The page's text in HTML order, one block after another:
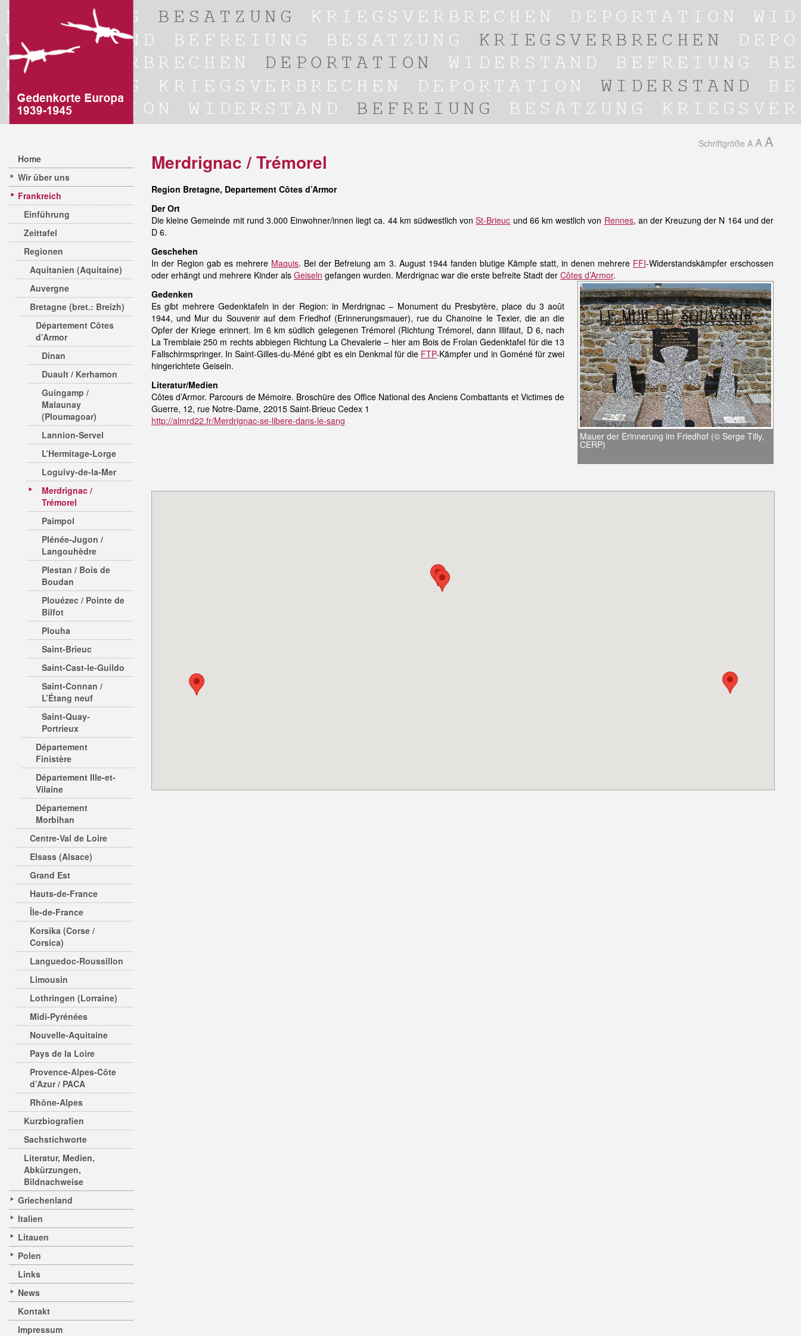
Home
Wir über uns
Frankreich
Einführung
Zeittafel
Regionen
Aquitanien (Aquitaine)
Auvergne
Bretagne (bret.: Breizh)
Département Côtes
d’Armor
Dinan
Duault / Kerhamon
Guingamp /
Malaunay
(Ploumagoar)
Lannion-Servel
L’Hermitage-Lorge
Loguivy-de-la-Mer
Merdrignac /
Trémorel
Paimpol
Plénée-Jugon /
Langouhèdre
Plestan / Bois de
Boudan
Plouézec / Pointe de
Bilfot
Plouha
Saint-Brieuc
Saint-Cast-le-Guildo
Saint-Connan /
L’Étang neuf
Saint-Quay-
Portrieux
Département
Finistère
Département Ille-et-
Vilaine
Département
Morbihan
Centre-Val de Loire
Elsass (Alsace)
Grand Est
Hauts-de-France
Île-de-France
Korsika (Corse /
Corsica)
Languedoc-Roussillon
Limousin
Lothringen (Lorraine)
Midi-Pyrénées
Nouvelle-Aquitaine
Pays de la Loire
Provence-Alpes-Côte
d’Azur / PACA
Rhône-Alpes
Kurzbiografien
Sachstichworte
Literatur, Medien,
Abkürzungen,
Bildnachweise
Griechenland
Italien
Litauen
Polen
Links
News
Kontakt
Impressum
Schriftgröße A A A
Merdrignac / Trémorel
Region Bretagne, Departement Côtes d’Armor
Der Ort
Die kleine Gemeinde mit rund 3.000 Einwohner/innen liegt ca. 44 km südwestlich vonSt-Brieuc und 66 km westlich von Rennes, an der Kreuzung der N 164 und der
D 6.
Geschehen
In der Region gab es mehrere Maquis. Bei der Befreiung am 3. August 1944 fanden blutige Kämpfe statt, in denen mehrere FFI-Widerstandskämpfer erschossen
oder erhängt und mehrere Kinder als Geiseln gefangen wurden. Merdrignac war die erste befreite Stadt der Côtes d’Armor.
Mauer der Erinnerung im Friedhof (© Serge Tilly,
CERP)
Gedenken
Es gibt mehrere Gedenktafeln in der Region: in Merdrignac – Monument du Presbytère, place du 3 août
1944, und Mur du Souvenir auf dem Friedhof (Erinnerungsmauer), rue du Chanoine le Texier, die an die
Opfer der Kriege erinnert. Im 6 km südlich gelegenen Trémorel (Richtung Trémorel, dann Illifaut, D 6, nach
La Tremblaie 250 m rechts abbiegen Richtung La Chevalerie – hier am Bois de Frolan Gedenktafel für die 13
Fallschirmspringer. In Saint-Gilles-du-Méné gibt es ein Denkmal für die FTP-Kämpfer und in Goméné für zwei
hingerichtete Geiseln.
Literatur/Medien
Côtes d’Armor. Parcours de Mémoire. Broschüre des Office National des Anciens Combattants et Victimes de
Guerre, 12, rue Notre-Dame, 22015 Saint-Brieuc Cedex 1
http://almrd22.fr/Merdrignac-se-libere-dans-le-sang